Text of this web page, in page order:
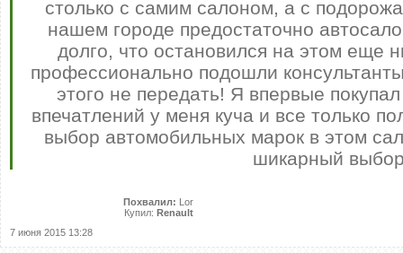
столько с самим салоном, а с
нашем городе предостаточно
долго, что остановился на этом еще
профессионально подошли
этого не передать! Я впервые
впечатлений у меня куча и все только
выбор автомобильных марок в этом
шикарный
Похвалил: Lor
Купил: Renault
7 июня 2015 13:28